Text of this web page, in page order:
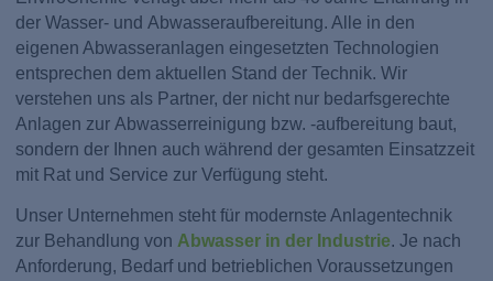
der Wasser- und Abwasseraufbereitung. Alle in den
eigenen Abwasseranlagen eingesetzten Technologien
entsprechen dem aktuellen Stand der Technik. Wir
verstehen uns als Partner, der nicht nur bedarfsgerechte
Anlagen zur Abwasserreinigung bzw. -aufbereitung baut,
sondern der Ihnen auch während der gesamten Einsatzzeit
mit Rat und Service zur Verfügung steht.
Unser Unternehmen steht für modernste Anlagentechnik
zur Behandlung vonAbwasser in der Industrie. Je nach
Anforderung, Bedarf und betrieblichen Voraussetzungen